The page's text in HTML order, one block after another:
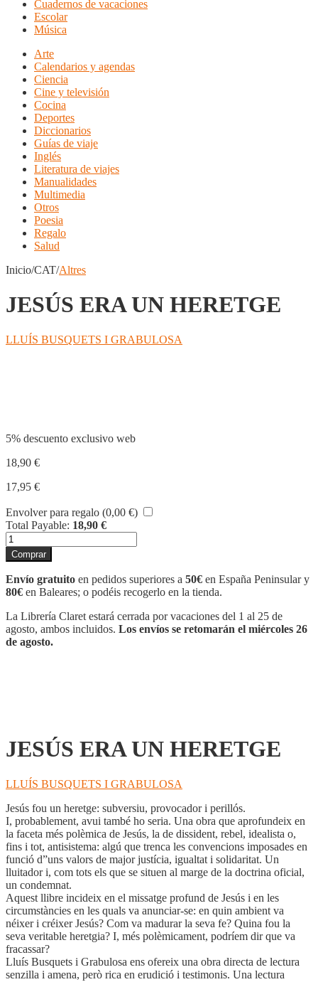
Cuadernos de vacaciones
Escolar
Música
Arte
Calendarios y agendas
Ciencia
Cine y televisión
Cocina
Deportes
Diccionarios
Guías de viaje
Inglés
Literatura de viajes
Manualidades
Multimedia
Otros
Poesia
Regalo
Salud
Inicio/CAT/Altres
JESÚS ERA UN HERETGE
LLUÍS BUSQUETS I GRABULOSA
5% descuento exclusivo web
18,90 €
17,95 €
Envolver para regalo (0,00 €)
Total Payable: 18,90 €
JESÚS
ERA
UN
HERETGE
cantidad
Comprar
Envío gratuito en pedidos superiores a 50€ en España Peninsular y
80€ en Baleares; o podéis recogerlo en la tienda.
La Librería Claret estará cerrada por vacaciones del 1 al 25 de
agosto, ambos incluidos. Los envíos se retomarán el miércoles 26
de agosto.
JESÚS ERA UN HERETGE
LLUÍS BUSQUETS I GRABULOSA
Jesús fou un heretge: subversiu, provocador i perillós.
I, probablement, avui també ho seria. Una obra que aprofundeix en
la faceta més polèmica de Jesús, la de dissident, rebel, idealista o,
fins i tot, antisistema: algú que trenca les convencions imposades en
funció d”uns valors de major justícia, igualtat i solidaritat. Un
lluitador i, com tots els que se situen al marge de la doctrina oficial,
un condemnat.
Aquest llibre incideix en el missatge profund de Jesús i en les
circumstàncies en les quals va anunciar-se: en quin ambient va
néixer i créixer Jesús? Com va madurar la seva fe? Quina fou la
seva veritable heretgia? I, més polèmicament, podríem dir que va
fracassar?
Lluís Busquets i Grabulosa ens ofereix una obra directa de lectura
senzilla i amena, però rica en erudició i testimonis. Una lectura